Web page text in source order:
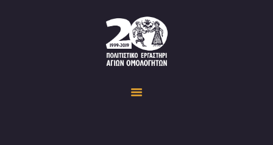
Politistiko Ergastiri Ayion Omoloyiton
The Cultural Workshop in Ayioi Omoloyites and its actions and activities